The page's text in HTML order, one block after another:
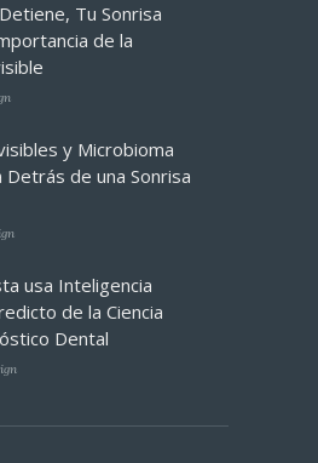
Tu Sonrisa
de la
y Microbioma
Detrás de una Sonrisa
usa Inteligencia
de la Ciencia
Dental